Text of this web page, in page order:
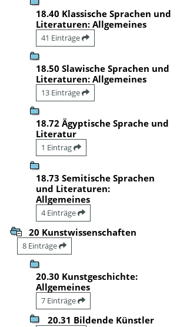
18.40 Klassische Sprachen und
Literaturen: Allgemeines
41 Einträge
18.50 Slawische Sprachen und
Literaturen: Allgemeines
13 Einträge
18.72 Ägyptische Sprache und
Literatur
1 Eintrag
18.73 Semitische Sprachen
und Literaturen:
Allgemeines
4 Einträge
20 Kunstwissenschaften
8 Einträge
20.30 Kunstgeschichte:
Allgemeines
7 Einträge
20.31 Bildende Künstler